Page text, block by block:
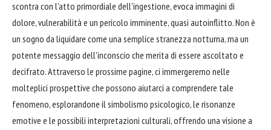
scontra con l'atto primordiale dell'ingestione, evoca immagini di
dolore, vulnerabilità e un pericolo imminente, quasi autoinflitto. Non è
un sogno da liquidare come una semplice stranezza notturna, ma un
potente messaggio dell'inconscio che merita di essere ascoltato e
decifrato. Attraverso le prossime pagine, ci immergeremo nelle
molteplici prospettive che possono aiutarci a comprendere tale
fenomeno, esplorandone il simbolismo psicologico, le risonanze
emotive e le possibili interpretazioni culturali, offrendo una visione a